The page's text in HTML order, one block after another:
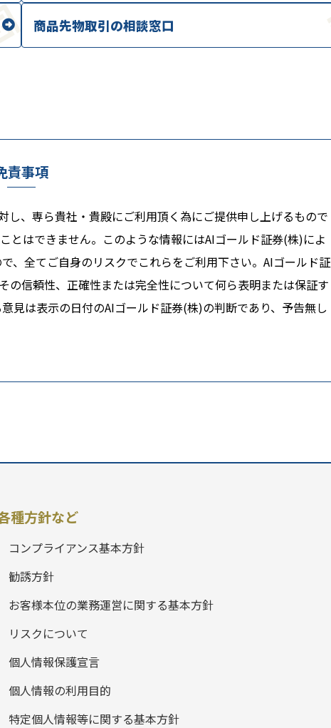
商品先物取引の相談窓口
責事項
、専ら貴社・貴殿にご利用頂く為にご提供申し上げるもので
とはできません。このような情報にはAIゴールド証券(株)によ
、全てご自身のリスクでこれらをご利用下さい。AIゴールド証
信頼性、正確性または完全性について何ら表明または保証す
見は表示の日付のAIゴールド証券(株)の判断であり、予告無し
種方針など
コンプライアンス基本方針
勧誘方針
お客様本位の業務運営に関する基本方針
リスクについて
個人情報保護宣言
個人情報の利用目的
特定個人情報等に関する基本方針